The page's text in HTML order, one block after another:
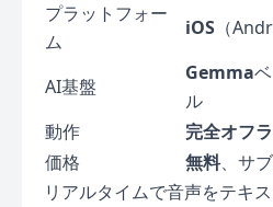
プラットフォー
ム
iOS （
AI基盤
Gemma
ル
動作
完全オフ
価格
無料、サ
リアルタイムで音声をテキ